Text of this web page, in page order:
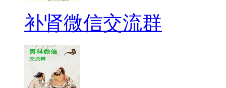
补肾微信交流群